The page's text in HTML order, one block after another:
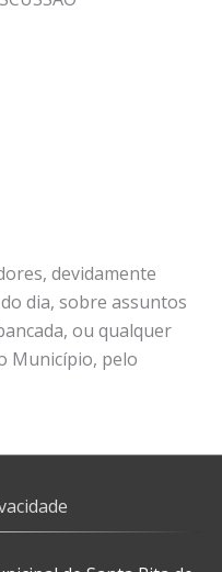
devidamente
dia, sobre assuntos
ou qualquer
Município, pelo